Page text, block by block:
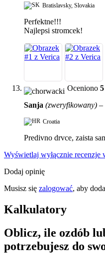
Bratislavsky, Slovakia
Perfektne!!!
Najlepsi stromcek!
Oceniono 5
Sanja (zweryfikowany) –
Croatia
Predivno drvce, zaista
Wyświetlaj wyłącznie
Dodaj opinię
Musisz się zalogować, aby
Kalkulatory
Oblicz, ile ozdób
potrzebujesz do